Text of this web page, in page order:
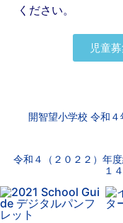
ください。
児童
開智望小学校 令和
令和４（２０２２）年
１